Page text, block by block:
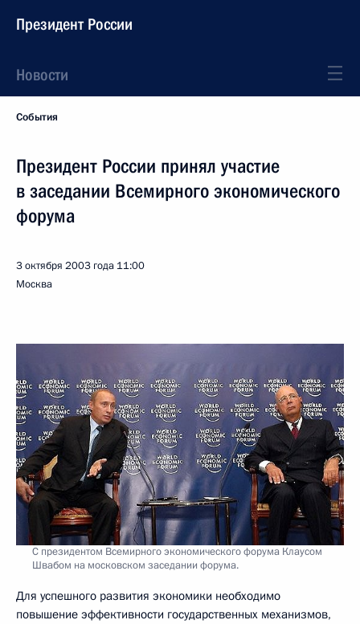
Президент России
Новости
События
Президент России принял участие
в заседании Всемирного экономического
форума
3 октября 2003 года 11:00
Москва
С президентом Всемирного экономического форума Клаусом
Швабом на московском заседании форума.
Для успешного развития экономики необходимо
повышение эффективности государственных механизмов,